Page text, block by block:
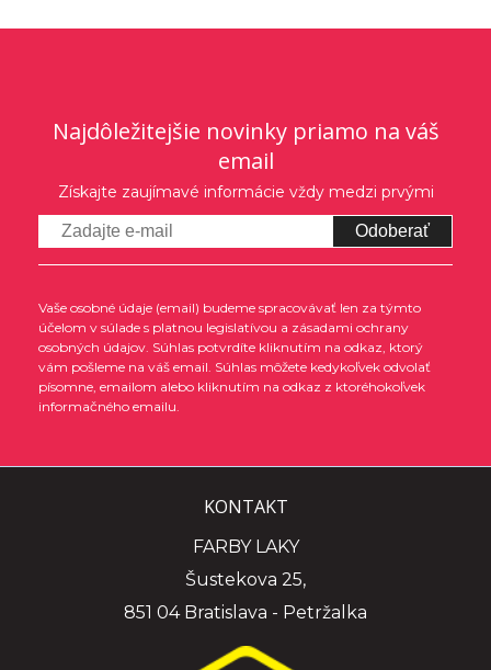
Najdôležitejšie novinky priamo na váš
email
Získajte zaujímavé informácie vždy medzi prvými
Odoberať
Vaše osobné údaje (email) budeme spracovávať len za týmto
účelom v súlade s platnou legislatívou a zásadami ochrany
osobných údajov. Súhlas potvrdíte kliknutím na odkaz, ktorý
vám pošleme na váš email. Súhlas môžete kedykoľvek odvolať
písomne, emailom alebo kliknutím na odkaz z ktoréhokoľvek
informačného emailu.
KONTAKT
FARBY LAKY
Šustekova 25,
851 04 Bratislava - Petržalka